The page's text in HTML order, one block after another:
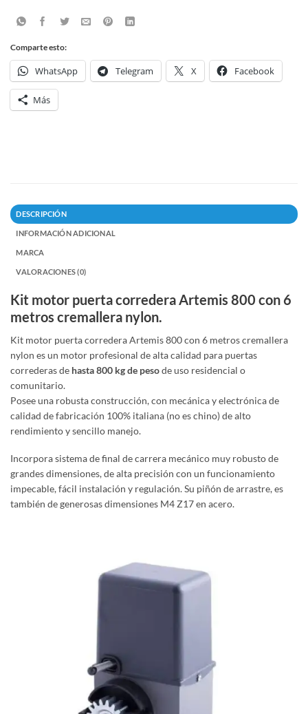
Comparte esto:
WhatsApp Telegram X Facebook
Más
DESCRIPCIÓN
INFORMACIÓN ADICIONAL
MARCA
VALORACIONES (0)
Kit motor puerta corredera Artemis 800 con 6
metros cremallera nylon.
Kit motor puerta corredera Artemis 800 con 6 metros cremallera
nylon es un motor profesional de alta calidad para puertas
correderas de hasta 800 kg de pesode uso residencial o
comunitario.
Posee una robusta construcción, con mecánica y electrónica de
calidad de fabricación 100% italiana (no es chino) de alto
rendimiento y sencillo manejo.
Incorpora sistema de final de carrera mecánico muy robusto de
grandes dimensiones, de alta precisión con un funcionamiento
impecable, fácil instalación y regulación. Su piñón de arrastre, es
también de generosas dimensiones M4 Z17 en acero.